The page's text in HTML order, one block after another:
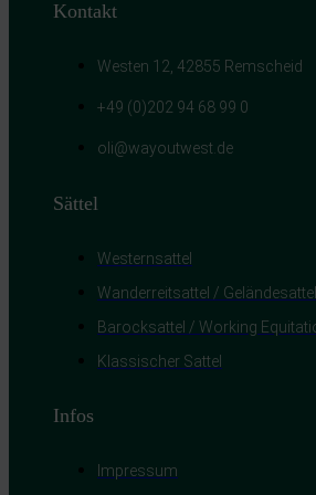
Kontakt
Westen 12, 42855 Remscheid
+49 (0)202 94 68 99 0
oli@wayoutwest.de
Sättel
Westernsattel
Wanderreitsattel / Geländesattel
Barocksattel / Working
Klassischer Sattel
Infos
Impressum